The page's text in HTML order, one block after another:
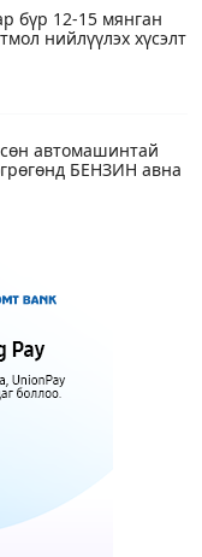
бүр 12-15 мянган
нийлүүлэх хүсэлт
автомашинтай
БЕНЗИН авна
өдөр
байна
дулаан байна